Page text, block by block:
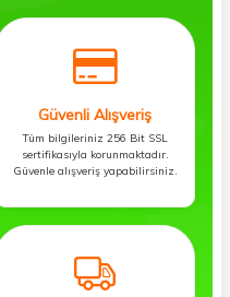
Güvenli Alışveriş
Tüm bilgileriniz 256 Bit SSL
sertifikasıyla korunmaktadır.
Güvenle alışveriş yapabilirsiniz.